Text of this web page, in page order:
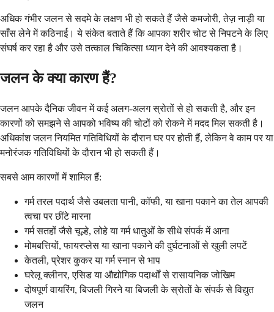
अधिक गंभीर जलन से सदमे के लक्षण भी हो सकते हैं जैसे कमजोरी, तेज़ नाड़ी या
साँस लेने में कठिनाई। ये संकेत बताते हैं कि आपका शरीर चोट से निपटने के लिए
संघर्ष कर रहा है और उसे तत्काल चिकित्सा ध्यान देने की आवश्यकता है।
जलन के क्या कारण हैं?
जलन आपके दैनिक जीवन में कई अलग-अलग स्रोतों से हो सकती है, और इन
कारणों को समझने से आपको भविष्य की चोटों को रोकने में मदद मिल सकती है।
अधिकांश जलन नियमित गतिविधियों के दौरान घर पर होती हैं, लेकिन वे काम पर या
मनोरंजक गतिविधियों के दौरान भी हो सकती हैं।
सबसे आम कारणों में शामिल हैं:
गर्म तरल पदार्थ जैसे उबलता पानी, कॉफी, या खाना पकाने का तेल आपकी
त्वचा पर छींटे मारना
गर्म सतहों जैसे चूल्हे, लोहे या गर्म धातुओं के सीधे संपर्क में आना
मोमबत्तियों, फायरप्लेस या खाना पकाने की दुर्घटनाओं से खुली लपटें
केतली, प्रेशर कुकर या गर्म स्नान से भाप
घरेलू क्लीनर, एसिड या औद्योगिक पदार्थों से रासायनिक जोखिम
दोषपूर्ण वायरिंग, बिजली गिरने या बिजली के स्रोतों के संपर्क से विद्युत
जलन